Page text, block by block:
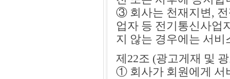
③ 회사는 천재지변, 전
업자 등 전기통신사업
지 않는 경우에는 서
제22조 (광고게재 및
① 회사가 회원에게 서